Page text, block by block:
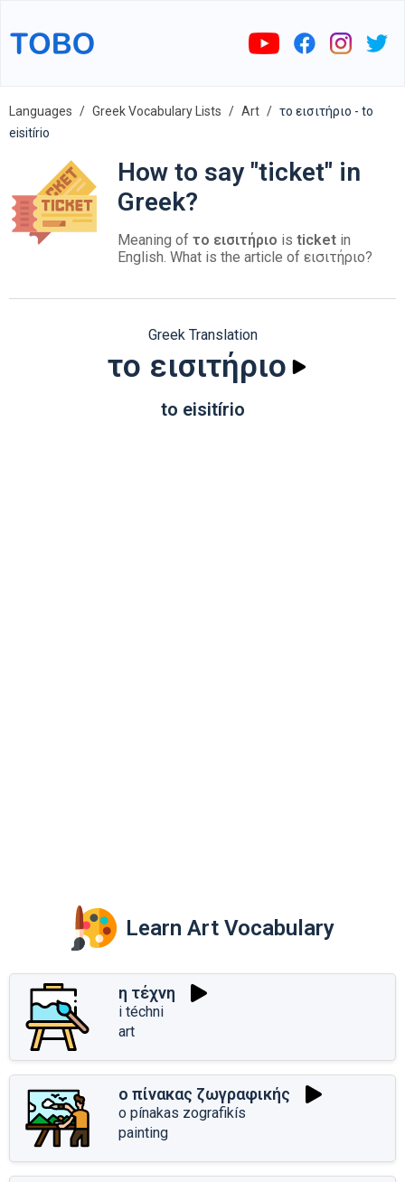
Languages Greek Vocabulary Lists Art
το εισιτήριο - to
eisitírio
How to say "ticket" in
Greek?
Meaning of το εισιτήριο is ticket in
English. What is the article of εισιτήριο?
Greek Translation
το εισιτήριο
to eisitírio
Learn Art Vocabulary
η τέχνη
i téchni
art
ο πίνακας ζωγραφικής
o pínakas zografikís
painting